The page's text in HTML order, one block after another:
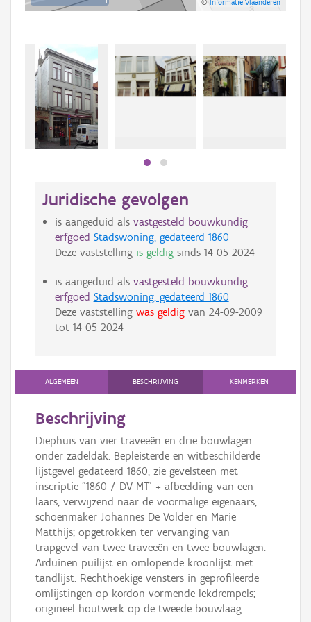
©Informatie Vlaanderen
Juridische gevolgen
is aangeduid als vastgesteld bouwkundig
erfgoed Stadswoning, gedateerd 1860
Deze vaststelling is geldigsinds 14-05-2024
is aangeduid als vastgesteld bouwkundig
erfgoed Stadswoning, gedateerd 1860
Deze vaststelling was geldigvan 24-09-2009
tot 14-05-2024
ALGEMEEN BESCHRIJVING KENMERKEN
Beschrijving
Diephuis van vier traveeën en drie bouwlagen
onder zadeldak. Bepleisterde en witbeschilderde
lijstgevel gedateerd 1860, zie gevelsteen met
inscriptie "1860 / DV MT" + afbeelding van een
laars, verwijzend naar de voormalige eigenaars,
schoenmaker Johannes De Volder en Marie
Matthijs; opgetrokken ter vervanging van
trapgevel van twee traveeën en twee bouwlagen.
Arduinen puilijst en omlopende kroonlijst met
tandlijst. Rechthoekige vensters in geprofileerde
omlijstingen op kordon vormende lekdrempels;
origineel houtwerk op de tweede bouwlaag.